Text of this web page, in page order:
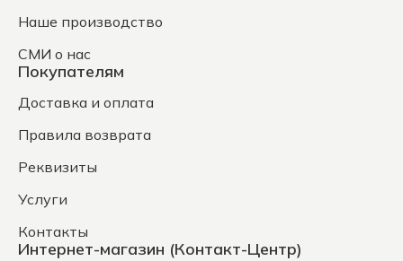
Наше производство
СМИ о нас
Покупателям
Доставка и оплата
Правила возврата
Реквизиты
Услуги
Контакты
Интернет-магазин (Контакт-Центр)